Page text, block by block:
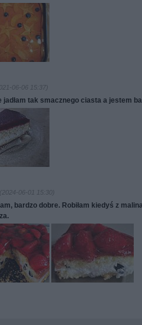
06-06 15:37)
jadłam tak smacznego ciasta a jestem
(2024-06-01 15:30)
bardzo dobre. Robiłam kiedyś z